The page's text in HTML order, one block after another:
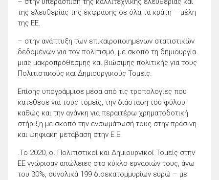
της ελευθερίας της έκφρασης σε όλα τα κράτη – μέλη
της ΕΕ.
– στην ανάπτυξη των επικαιροποιημένων στατιστικών
δεδομένων για τον πολιτισμό, με σκοπό τη δημιουργία
μιας μακροπρόθεσμης και βιώσιμης πολιτικής για τους
Πολιτιστικούς και Δημιουργικούς Τομείς.
Επίσης υπογράμμισε μέσα από τις τροπολογίες που
κατέθεσε για τους τομείς, την διάσταση του φύλου
καθώς και την ανάγκη για περαιτέρω χρηματοδοτική
στήριξη με σκοπό την ενσωμάτωσή τους στην πράσινη
και ψηφιακή μετάβαση στην Ε.Ε.
.Το 2020, οι Πολιτιστικοί και Δημιουργικοί Τομείς στην
ΕΕ γνώρισαν απώλειες στο κύκλο εργασιών τους, άνω
του 30%, συνολικά 199 δισεκατομμυρίων ευρώ – με